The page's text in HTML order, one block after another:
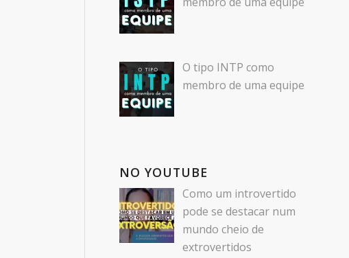
O tipo INTP como
membro de uma equipe
NO YOUTUBE
Como um introvertido
pode se destacar num
mundo cheio de
extrovertidos